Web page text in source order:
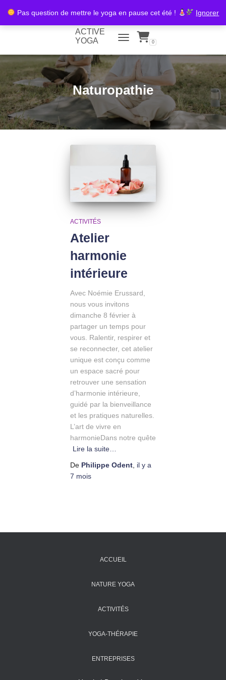
Pas question de mettre le yoga en pause cet été ! Ignorer
ACTIVE
YOGA
TOGGLE NAVIGATION
0
Naturopathie
ACTIVITÉS
Atelier
harmonie
intérieure
Avec Noémie Erussard,
nous vous invitons
dimanche 8 février à
partager un temps pour
vous. Ralentir, respirer et
se reconnecter, cet atelier
unique est conçu comme
un espace sacré pour
retrouver une sensation
d’harmonie intérieure,
guidé par la bienveillance
et les pratiques naturelles.
L’art de vivre en
harmonieDans notre quête
Lire la suite…
De Philippe Odent, il y a
7 mois
ACCUEIL
NATURE YOGA
ACTIVITÉS
YOGA-THÉRAPIE
ENTREPRISES